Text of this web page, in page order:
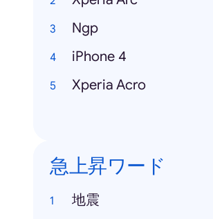
Ngp
iPhone 4
Xperia Acro
急上昇ワード
地震